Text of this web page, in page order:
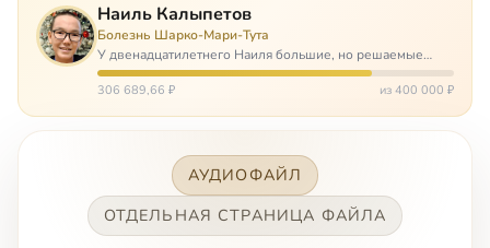
Наиль Калыпетов
Болезнь Шарко-Мари-Тута
У двенадцатилетнего Наиля большие, но решаемые
проблемы. Он болен редкой болезнью, которая ставит
перед ним множество непростых задача, угрожая в
306 689,66 ₽ из 400 000 ₽
АУДИОФАЙЛ
ОТДЕЛЬНАЯ СТРАНИЦА ФАЙЛА